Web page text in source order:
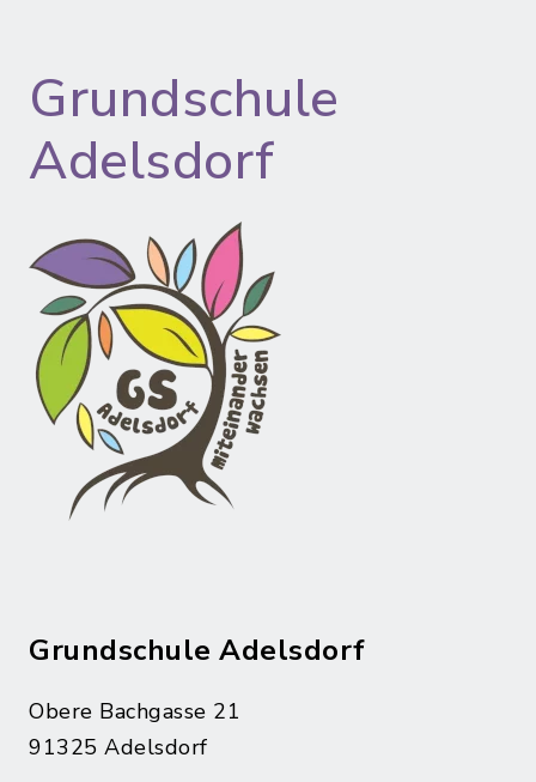
Grundschule
Adelsdorf
Grundschule Adelsdorf
Obere Bachgasse 21
91325 Adelsdorf